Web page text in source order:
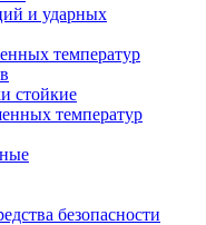
и ударных
температур
стойкие
температур
безопасности